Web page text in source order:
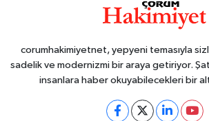
corumhakimiyetnet, yepyeni temasıyla
sadelik ve modernizmi bir araya getiriyor.
insanlara haber okuyabilecekleri bir